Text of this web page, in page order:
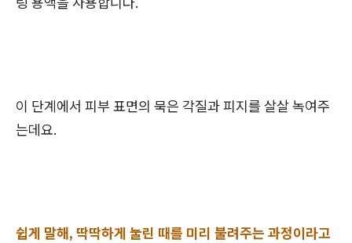
이 단계에서 피부 표면의 묵은 각질과 피지를 살살 녹여주
는데요.
쉽게 말해, 딱딱하게 눌린 때를 미리 불려주는 과정이라고